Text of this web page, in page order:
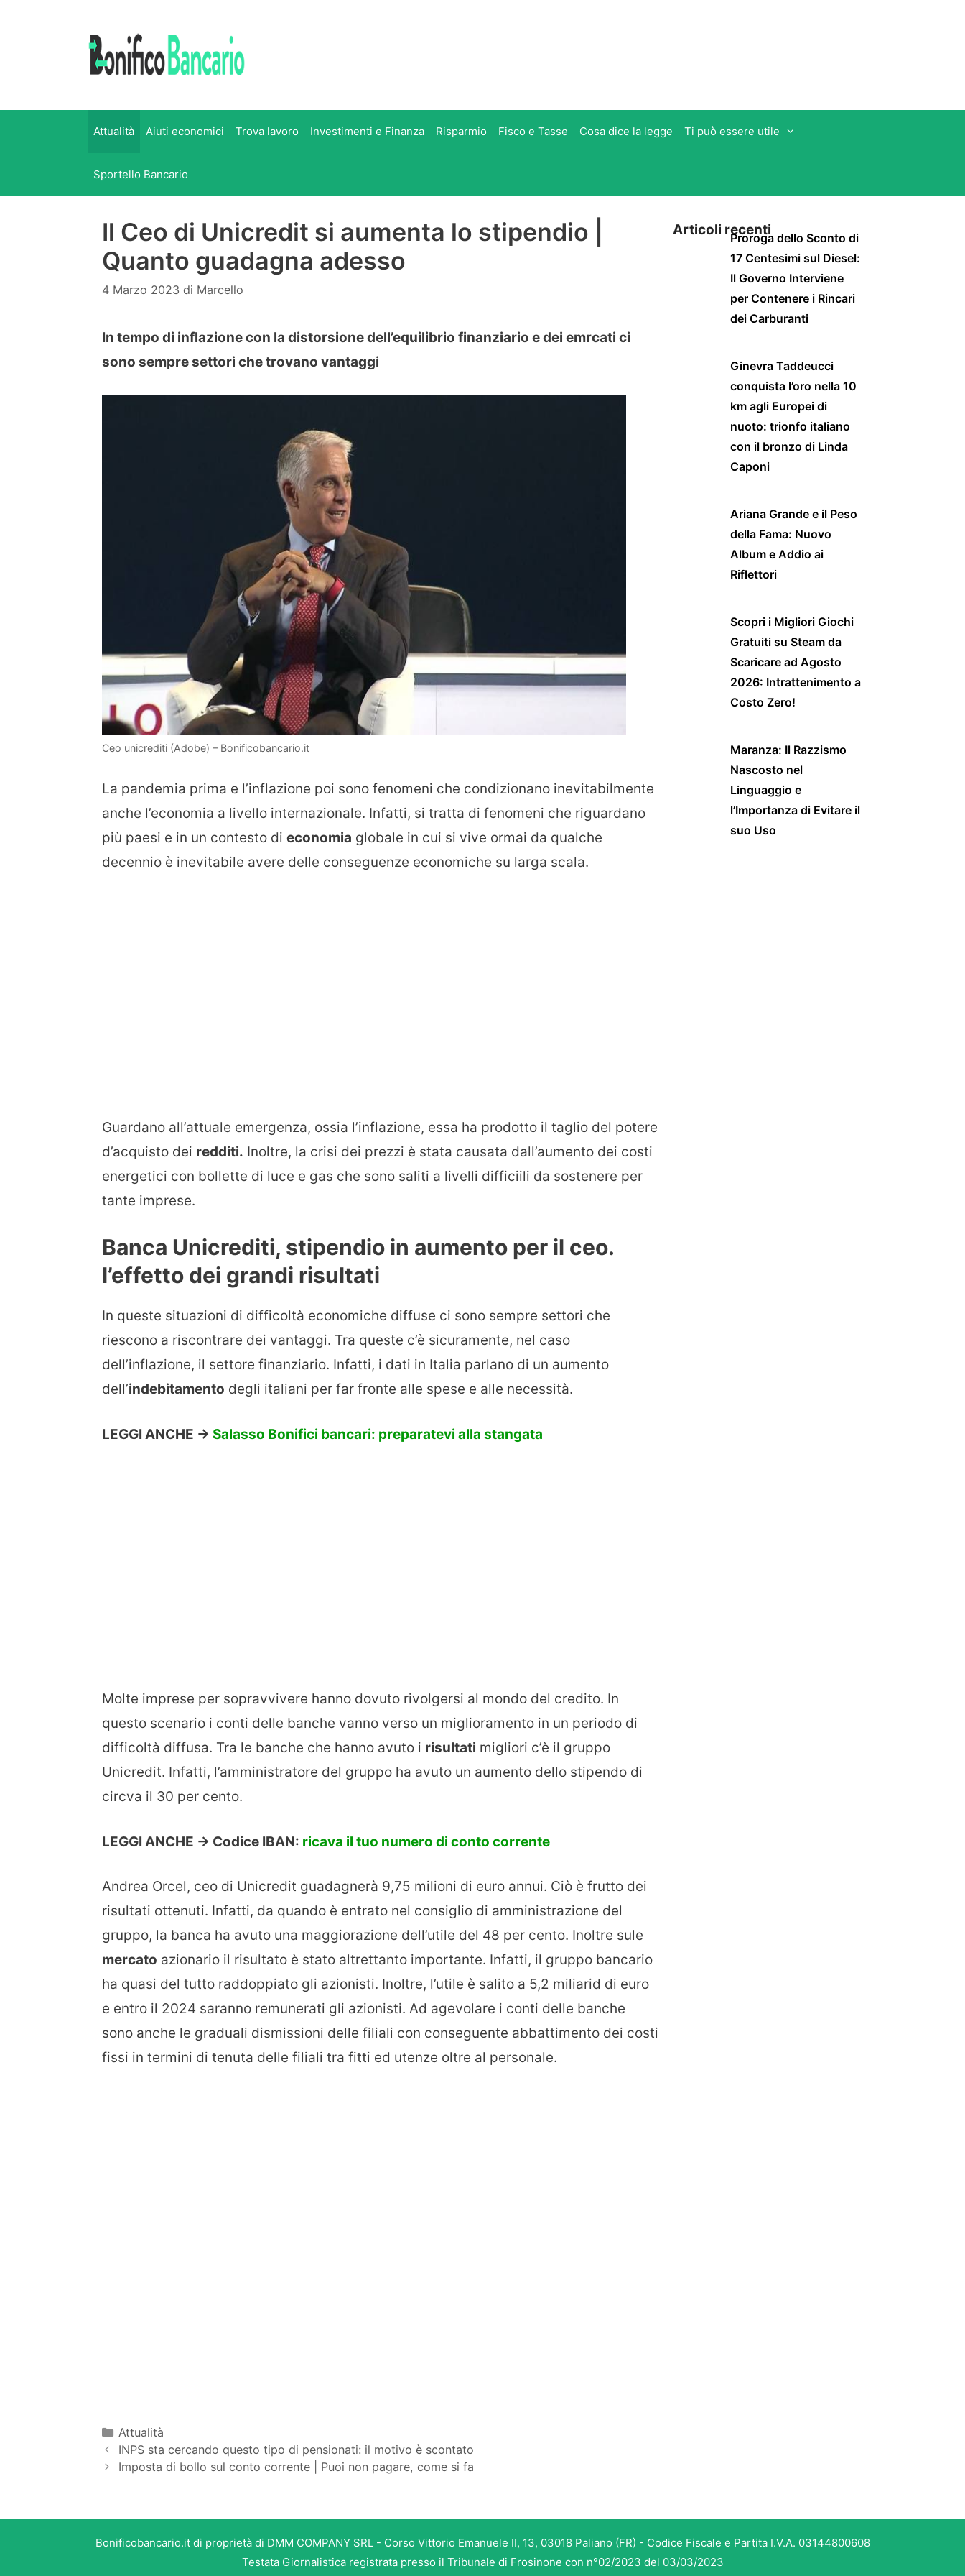
Attualità Aiuti economici Trova lavoro Investimenti e Finanza Risparmio Fisco e Tasse Cosa dice la legge Ti può essere utile
Sportello Bancario
Il Ceo di Unicredit si aumenta lo stipendio |
Quanto guadagna adesso
4 Marzo 2023 di Marcello
In tempo di inflazione con la distorsione dell’equilibrio finanziario e dei emrcati ci
sono sempre settori che trovano vantaggi
Ceo unicrediti (Adobe) – Bonificobancario.it
La pandemia prima e l’inflazione poi sono fenomeni che condizionano inevitabilmente
anche l’economia a livello internazionale. Infatti, si tratta di fenomeni che riguardano
più paesi e in un contesto di economia globale in cui si vive ormai da qualche
decennio è inevitabile avere delle conseguenze economiche su larga scala.
Guardano all’attuale emergenza, ossia l’inflazione, essa ha prodotto il taglio del potere
d’acquisto dei redditi. Inoltre, la crisi dei prezzi è stata causata dall’aumento dei costi
energetici con bollette di luce e gas che sono saliti a livelli difficiili da sostenere per
tante imprese.
Banca Unicrediti, stipendio in aumento per il ceo.
l’effetto dei grandi risultati
In queste situazioni di difficoltà economiche diffuse ci sono sempre settori che
riescono a riscontrare dei vantaggi. Tra queste c’è sicuramente, nel caso
dell’inflazione, il settore finanziario. Infatti, i dati in Italia parlano di un aumento
dell’indebitamento degli italiani per far fronte alle spese e alle necessità.
LEGGI ANCHE -> Salasso Bonifici bancari: preparatevi alla stangata
Molte imprese per sopravvivere hanno dovuto rivolgersi al mondo del credito. In
questo scenario i conti delle banche vanno verso un miglioramento in un periodo di
difficoltà diffusa. Tra le banche che hanno avuto i risultati migliori c’è il gruppo
Unicredit. Infatti, l’amministratore del gruppo ha avuto un aumento dello stipendo di
circva il 30 per cento.
LEGGI ANCHE -> Codice IBAN: ricava il tuo numero di conto corrente
Andrea Orcel, ceo di Unicredit guadagnerà 9,75 milioni di euro annui. Ciò è frutto dei
risultati ottenuti. Infatti, da quando è entrato nel consiglio di amministrazione del
gruppo, la banca ha avuto una maggiorazione dell’utile del 48 per cento. Inoltre sule
mercato azionario il risultato è stato altrettanto importante. Infatti, il gruppo bancario
ha quasi del tutto raddoppiato gli azionisti. Inoltre, l’utile è salito a 5,2 miliarid di euro
e entro il 2024 saranno remunerati gli azionisti. Ad agevolare i conti delle banche
sono anche le graduali dismissioni delle filiali con conseguente abbattimento dei costi
fissi in termini di tenuta delle filiali tra fitti ed utenze oltre al personale.
Categorie
Attualità
INPS sta cercando questo tipo di pensionati: il motivo è scontato
Imposta di bollo sul conto corrente | Puoi non pagare, come si fa
Articoli recentiProroga dello Sconto di
17 Centesimi sul Diesel:
Il Governo Interviene
per Contenere i Rincari
dei Carburanti
Ginevra Taddeucci
conquista l’oro nella 10
km agli Europei di
nuoto: trionfo italiano
con il bronzo di Linda
Caponi
Ariana Grande e il Peso
della Fama: Nuovo
Album e Addio ai
Riflettori
Scopri i Migliori Giochi
Gratuiti su Steam da
Scaricare ad Agosto
2026: Intrattenimento a
Costo Zero!
Maranza: Il Razzismo
Nascosto nel
Linguaggio e
l’Importanza di Evitare il
suo Uso
Bonificobancario.it di proprietà di DMM COMPANY SRL - Corso Vittorio Emanuele II, 13, 03018 Paliano (FR) - Codice Fiscale e Partita I.V.A. 03144800608
Testata Giornalistica registrata presso il Tribunale di Frosinone con n°02/2023 del 03/03/2023